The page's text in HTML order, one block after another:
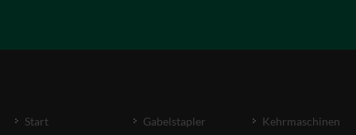
Start
Gabelstapler
Kehrmaschinen